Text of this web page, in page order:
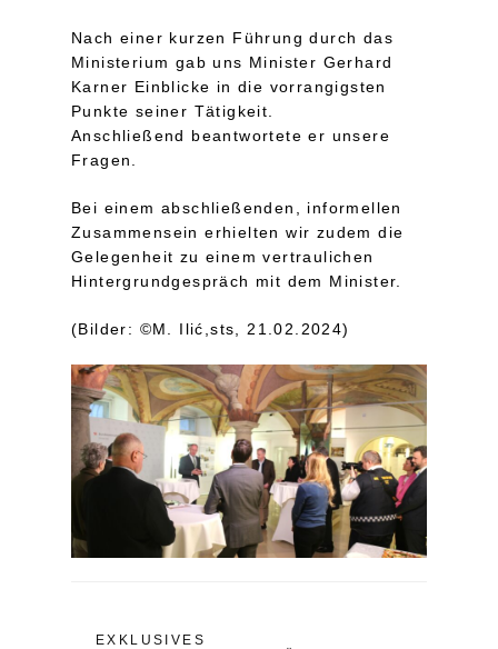
Nach einer kurzen Führung durch das
Ministerium gab uns Minister Gerhard
Karner Einblicke in die vorrangigsten
Punkte seiner Tätigkeit.
Anschließend beantwortete er unsere
Fragen.
Bei einem abschließenden, informellen
Zusammensein erhielten wir zudem die
Gelegenheit zu einem vertraulichen
Hintergrundgespräch mit dem Minister.
(Bilder: ©M. Ilić ,sts, 21.02.2024)
EXKLUSIVES